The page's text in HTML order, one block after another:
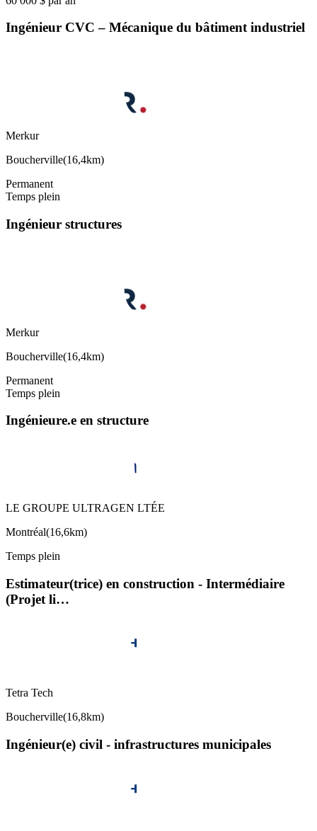
Ingénieur CVC – Mécanique du bâtiment industriel
Merkur
Boucherville(16,4km)
Permanent
Temps plein
Ingénieur structures
Merkur
Boucherville(16,4km)
Permanent
Temps plein
Ingénieure.e en structure
LE GROUPE ULTRAGEN LTÉE
Montréal(16,6km)
Temps plein
Estimateur(trice) en construction - Intermédiaire
(Projet li…
Tetra Tech
Boucherville(16,8km)
Ingénieur(e) civil - infrastructures municipales